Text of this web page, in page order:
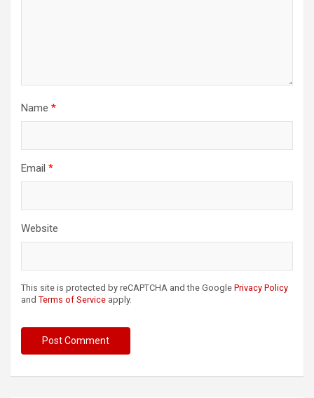
Name *
Email *
Website
This site is protected by reCAPTCHA and the Google Privacy Policy
and Terms of Service apply.